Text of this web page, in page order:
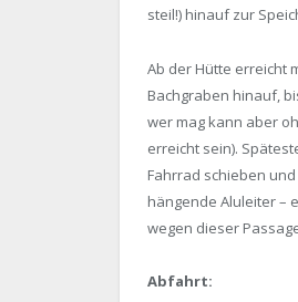
steil!) hinauf zur
Ab der Hütte erreicht
Bachgraben hinauf,
wer mag kann aber
erreicht sein).
Fahrrad schieben
hängende Aluleiter –
wegen dieser
Abfahrt: